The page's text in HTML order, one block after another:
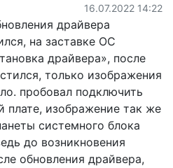
16.07.2022 14:22
драйвера
на заставке ОС
драйвера», после
только изображения
пробовал подключить
плате, изображение так же
системного блока
до возникновения
обновления драйвера,